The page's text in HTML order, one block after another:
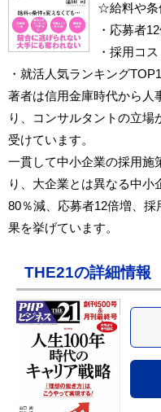
☆給料や
・応募者
・採用コ
・就活人気ランキング
著者は信用金庫時代から人
り、コンサルタントの立場
受けています。
一貫して中小企業の採用施
り、大企業とは異なる中小
80％減、応募者12倍増、
果を挙げています。
THE21の詳細情報